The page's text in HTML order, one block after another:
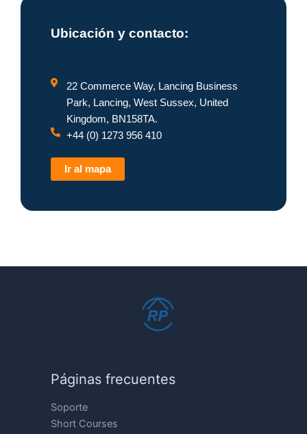
Ubicación y contacto:
22 Commerce Way, Lancing Business
Park, Lancing, West Sussex, United
Kingdom, BN158TA.
+44 (0) 1273 956 410
Ir al mapa
Páginas frecuentes
Soporte
Short Courses